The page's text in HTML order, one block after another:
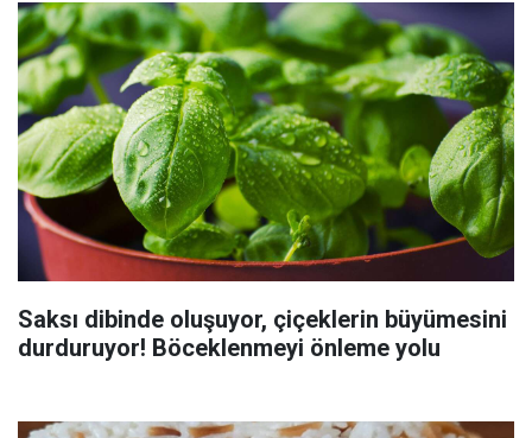
Saksı dibinde oluşuyor, çiçeklerin büyümesini
durduruyor! Böceklenmeyi önleme yolu